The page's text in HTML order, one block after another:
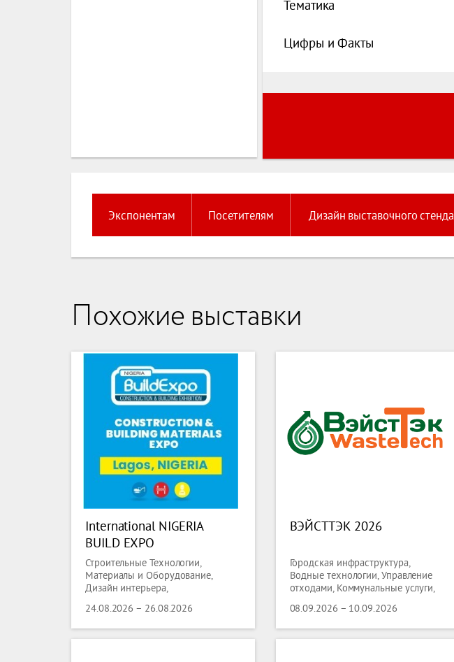
Тематика
Цифры и Факты
Экспонентам Посетителям Дизайн выставочного стенда
Похожие выставки
International NIGERIA
BUILD EXPO
Строительные Технологии,
Материалы и Оборудование,
Дизайн интерьера,
Энергетика, Защита окружающей
среды, Экология, Освещение,
Технологии Освещения,
24.08.2026 – 26.08.2026
ВЭЙСТТЭК 2026
Городская инфраструктура,
Водные технологии, Управление
отходами, Коммунальные услуги,
Экология
08.09.2026 – 10.09.2026